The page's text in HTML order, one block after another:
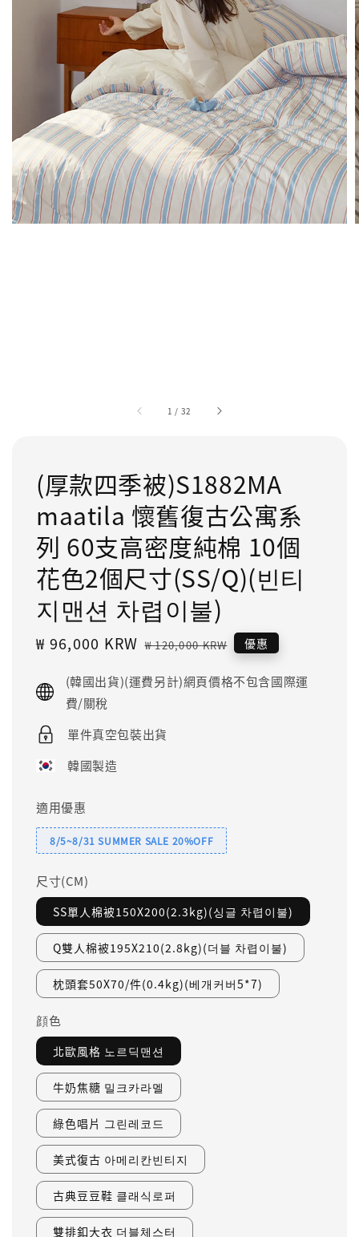
1 / 32
(厚款四季被)S1882MA
maatila 懷舊復古公寓系
列 60支高密度純棉 10個
花色2個尺寸(SS/Q)(빈티
지맨션 차렵이불)
Sale
₩ 96,000 KRW Regular
₩ 120,000 KRW 優惠
(韓國出貨)(運費另計)網頁價格不包含國際運
費/關稅
單件真空包裝出貨
韓國製造
適用優惠
8/5~8/31 SUMMER SALE 20%OFF
尺寸(CM)
SS單人棉被150X200(2.3kg)(싱글 차렵이불)
Q雙人棉被195X210(2.8kg)(더블 차렵이불)
枕頭套50X70/件(0.4kg)(베개커버5*7)
顔色
北歐風格 노르딕맨션
牛奶焦糖 밀크카라멜
綠色唱片 그린레코드
美式復古 아메리칸빈티지
古典豆豆鞋 클래식로퍼
雙排釦大衣 더블체스터